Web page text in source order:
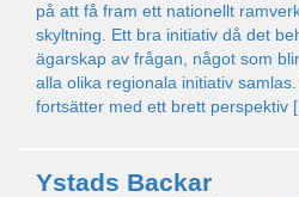
på att få fram ett nationellt
skyltning. Ett bra initiativ då det
ägarskap av frågan, något som
alla olika regionala initiativ
fortsätter med ett brett perspektiv
Ystads Backar